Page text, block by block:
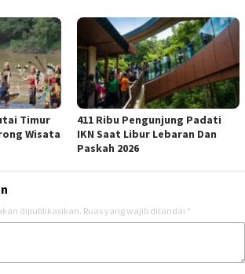
Timur
Wisata
411 Ribu Pengunjung Padati
IKN Saat Libur Lebaran Dan
Paskah 2026
dipublikasikan. Ruas yang wajib ditandai *